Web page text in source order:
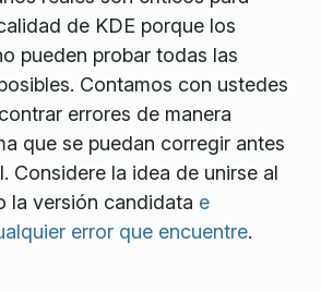
de KDE porque los
pueden probar todas las
Contamos con ustedes
errores de manera
que se puedan corregir antes
Considere la idea de unirse al
la versión candidata e
error que encuentre.